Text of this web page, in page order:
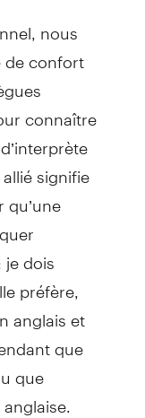
nous
confort
connaître
signifie
dois
préfère,
anglais et
que
que